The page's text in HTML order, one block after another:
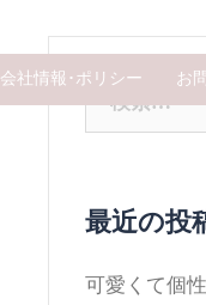
会社情報･ポリシー お
検
最近の投
可愛くて個